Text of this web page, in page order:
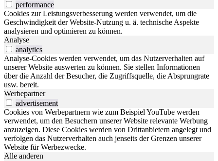
performance
Cookies zur Leistungsverbesserung werden verwendet, um die
Geschwindigkeit der Website-Nutzung u. ä. technische Aspekte
analysieren und optimieren zu können.
Analyse
analytics
Analyse-Cookies werden verwendet, um das Nutzerverhalten auf
unserer Website auswerten zu können. Sie stellen Informationen
über die Anzahl der Besucher, die Zugriffsquelle, die Absprungrate
usw. bereit.
Werbepartner
advertisement
Cookies von Werbepartnern wie zum Beispiel YouTube werden
verwendet, um den Besuchern unserer Website relevante Werbung
anzuzeigen. Diese Cookies werden von Drittanbietern angelegt und
verfolgen das Nutzerverhalten auch jenseits der Grenzen unserer
Website für Werbezwecke.
Alle anderen